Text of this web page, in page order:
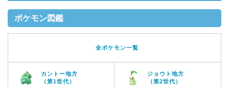
ポケモン図鑑
全ポケモン一覧
カントー地方
（第1世代）
ジョウト地方
（第2世代）